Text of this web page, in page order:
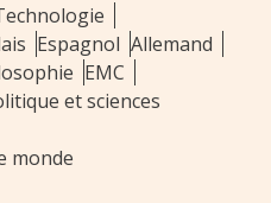
Espagnol Allemand
EMC
et sciences
monde